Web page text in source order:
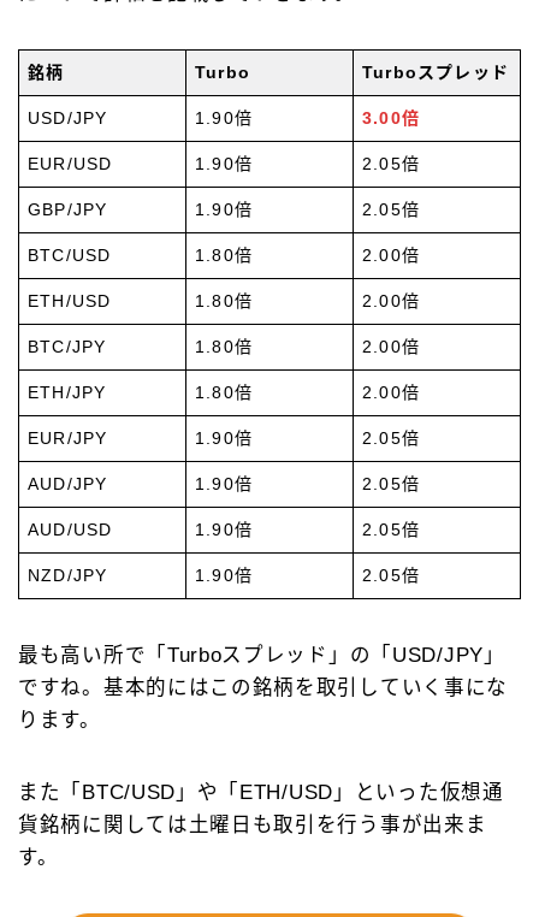
銘柄 Turbo Turboスプレッド
USD/JPY 1.90倍 3.00倍
EUR/USD 1.90倍 2.05倍
GBP/JPY 1.90倍 2.05倍
BTC/USD 1.80倍 2.00倍
ETH/USD 1.80倍 2.00倍
BTC/JPY 1.80倍 2.00倍
ETH/JPY 1.80倍 2.00倍
EUR/JPY 1.90倍 2.05倍
AUD/JPY 1.90倍 2.05倍
AUD/USD 1.90倍 2.05倍
NZD/JPY 1.90倍 2.05倍
最も高い所で「Turboスプレッド」の「USD/JPY」
ですね。基本的にはこの銘柄を取引していく事にな
ります。
また「BTC/USD」や「ETH/USD」といった仮想通
貨銘柄に関しては土曜日も取引を行う事が出来ま
す。